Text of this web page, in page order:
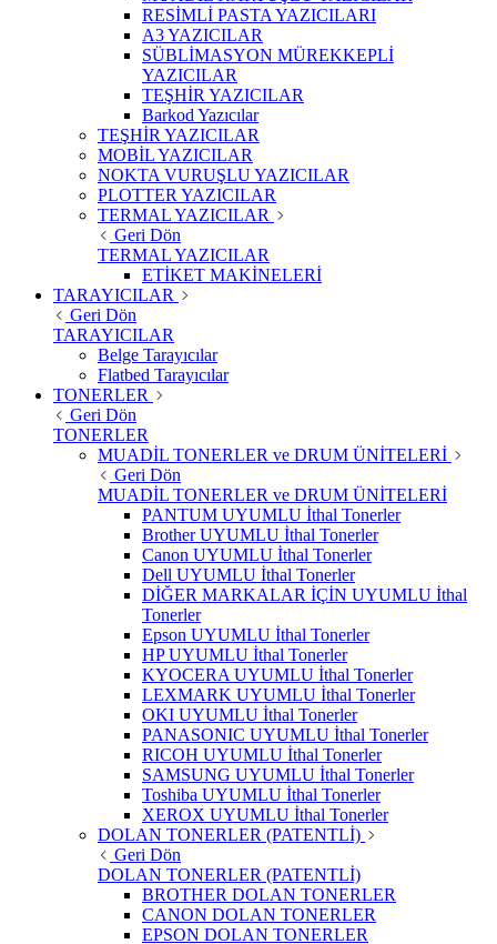
RESİMLİ PASTA YAZICILARI
A3 YAZICILAR
SÜBLİMASYON MÜREKKEPLİ
YAZICILAR
TEŞHİR YAZICILAR
Barkod Yazıcılar
TEŞHİR YAZICILAR
MOBİL YAZICILAR
NOKTA VURUŞLU YAZICILAR
PLOTTER YAZICILAR
TERMAL YAZICILAR
Geri Dön
TERMAL YAZICILAR
ETİKET MAKİNELERİ
TARAYICILAR
Geri Dön
TARAYICILAR
Belge Tarayıcılar
Flatbed Tarayıcılar
TONERLER
Geri Dön
TONERLER
MUADİL TONERLER ve DRUM ÜNİTELERİ
Geri Dön
MUADİL TONERLER ve DRUM ÜNİTELERİ
PANTUM UYUMLU İthal Tonerler
Brother UYUMLU İthal Tonerler
Canon UYUMLU İthal Tonerler
Dell UYUMLU İthal Tonerler
DİĞER MARKALAR İÇİN UYUMLU İthal
Tonerler
Epson UYUMLU İthal Tonerler
HP UYUMLU İthal Tonerler
KYOCERA UYUMLU İthal Tonerler
LEXMARK UYUMLU İthal Tonerler
OKI UYUMLU İthal Tonerler
PANASONIC UYUMLU İthal Tonerler
RICOH UYUMLU İthal Tonerler
SAMSUNG UYUMLU İthal Tonerler
Toshiba UYUMLU İthal Tonerler
XEROX UYUMLU İthal Tonerler
DOLAN TONERLER (PATENTLİ)
Geri Dön
DOLAN TONERLER (PATENTLİ)
BROTHER DOLAN TONERLER
CANON DOLAN TONERLER
EPSON DOLAN TONERLER